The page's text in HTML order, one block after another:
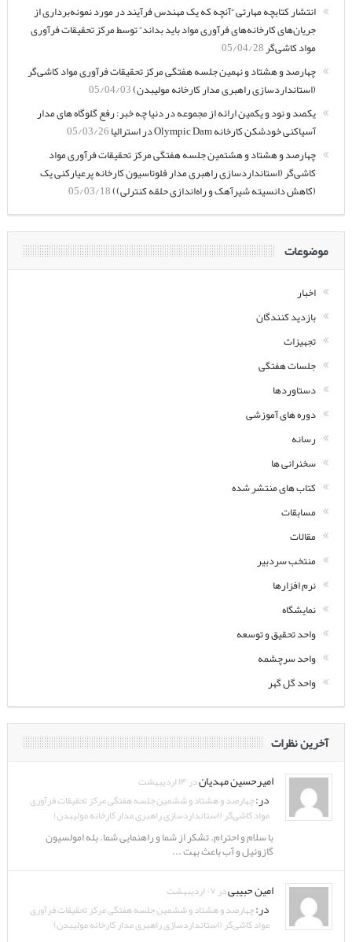
انتشار کتابچه مهارتی “آنچه که یک مهندس فرآیند در مورد نمونه‌برداری از
جریان‌های کارخانه‌های فرآوری مواد باید بداند” توسط مرکز تحقیقات فرآوری
مواد کاشی‌گر05/04/28
چهارصد و هشتاد و نهمین جلسه هفتگی مرکز تحقیقات فرآوری مواد کاشی‌گر
(استانداردسازی راهبری مدار کارخانه مولیبدن)05/04/03
یکصد و نود و یکمین ارائه از مجموعه در دنیا چه خبر: رفع گلوگاه های مدار
آسیاکنی خودشکن کارخانه Olympic Dam در استرالیا
05/03/26
چهارصد و هشتاد و هشتمین جلسه هفتگی مرکز تحقیقات فرآوری مواد
کاشی‌گر (استانداردسازی راهبری مدار فلوتاسیون کارخانه پرعیارکنی یک
(کاهش دانسیته شیرآهک و راه‌اندازی حلقه کنترلی))05/03/18
موضوعات
اخبار
بازدید کنندگان
تجهیزات
جلسات هفتگی
دستاوردها
دوره های آموزشی
رسانه
سخنرانی ها
کتاب های منتشر شده
مسابقات
مقالات
منتخب سردبیر
نرم افزارها
نمایشگاه
واحد تحقیق و توسعه
واحد سرچشمه
واحد گل گهر
آخرین نظرات
امیرحسین مهدیاندر ۱۴ اردیبهشت
در:چهارصد و هشتاد و ششمین جلسه هفتگی مرکز تحقیقات فرآوری
مواد کاشی‌گر (استانداردسازی راهبری مدار کارخانه مولیبدن)
با سلام و احترام. تشکر از شما و راهنمایی شما. بله امولسیون
گازوئیل و آب باعث بهت ...
امین حبیبیدر ۰۷ اردیبهشت
در:چهارصد و هشتاد و ششمین جلسه هفتگی مرکز تحقیقات فرآوری
مواد کاشی‌گر (استانداردسازی راهبری مدار کارخانه مولیبدن)